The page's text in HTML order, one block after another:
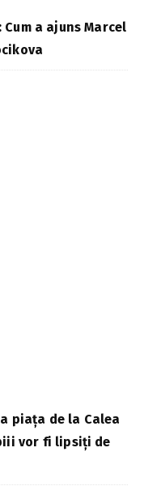
a ajuns Marcel
piața de la Calea
vor fi lipsiți de